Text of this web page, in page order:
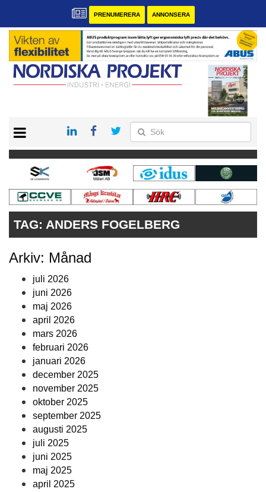
PRENUMERERA ANNONSERA
KONTAKT
VÅRA ANDRA MAGASIN
PRENUMERERA
ANNONSERA
TAG: ANDERS FOGELBERG
Arkiv: Månad
juli 2026
juni 2026
maj 2026
april 2026
mars 2026
februari 2026
januari 2026
december 2025
november 2025
oktober 2025
september 2025
augusti 2025
juli 2025
juni 2025
maj 2025
april 2025